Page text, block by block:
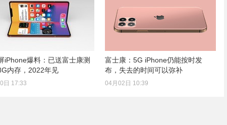
iPhone爆料：已送富士康测
内存，2022年见
日 17:33
富士康：5G iPhone仍能按时发
布，失去的时间可以弥补
04月02日 10:39